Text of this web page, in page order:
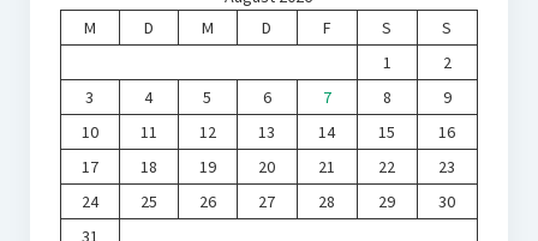
M
D M D F S
S
1
2
3
4 5 6 7 8
9
10
11 12 13 14 15
16
17
18 19 20 21 22
23
24
25 26 27 28 29
30
31